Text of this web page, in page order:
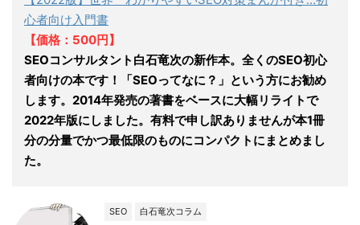
心者向け入門書
【価格：500円】
SEOコンサルタント白石竜次の新作本。全くのSEO初心
者向けの本です！「SEOってなに？」という方にお勧め
します。2014年発売の著書をベースに大幅リライトで
2022年版にしました。有料で申し訳ありませんが本1冊
分の分量でかつ最低限のものにコンパクトにまとめまし
た。
SEO 白石竜次コラム